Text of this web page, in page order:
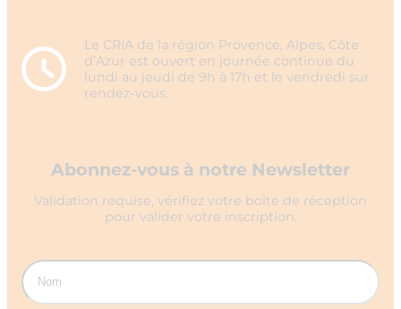
Le CRIA de la région Provence, Alpes, Côte
d’Azur est ouvert en journée continue du
lundi au jeudi de 9h à 17h et le vendredi sur
rendez-vous.
Abonnez-vous à notre Newsletter
Validation requise, vérifiez votre boîte de réception
pour valider votre inscription.